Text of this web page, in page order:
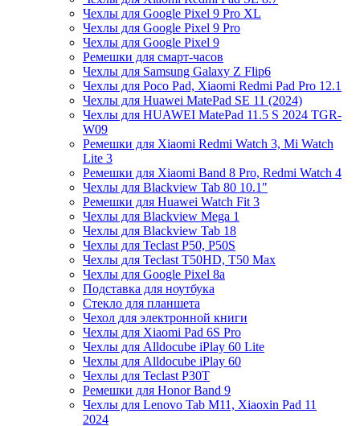
Чехлы для Google Pixel 9 Pro XL
Чехлы для Google Pixel 9 Pro
Чехлы для Google Pixel 9
Ремешки для смарт-часов
Чехлы для Samsung Galaxy Z Flip6
Чехлы для Poco Pad, Xiaomi Redmi Pad Pro 12.1
Чехлы для Huawei MatePad SE 11 (2024)
Чехлы для HUAWEI MatePad 11.5 S 2024 TGR-
W09
Ремешки для Xiaomi Redmi Watch 3, Mi Watch
Lite 3
Ремешки для Xiaomi Band 8 Pro, Redmi Watch 4
Чехлы для Blackview Tab 80 10.1"
Ремешки для Huawei Watch Fit 3
Чехлы для Blackview Mega 1
Чехлы для Blackview Tab 18
Чехлы для Teclast P50, P50S
Чехлы для Teclast T50HD, T50 Max
Чехлы для Google Pixel 8a
Подставка для ноутбука
Стекло для планшета
Чехол для электронной книги
Чехлы для Xiaomi Pad 6S Pro
Чехлы для Alldocube iPlay 60 Lite
Чехлы для Alldocube iPlay 60
Чехлы для Teclast P30T
Ремешки для Honor Band 9
Чехлы для Lenovo Tab M11, Xiaoxin Pad 11
2024